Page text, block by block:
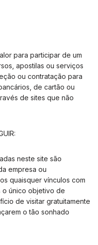
para participar de um
apostilas ou serviços
ou contratação para
de cartão ou
de sites que não
neste site são
empresa ou
quaisquer vínculos com
o único objetivo de
de visitar gratuitamente
o tão sonhado